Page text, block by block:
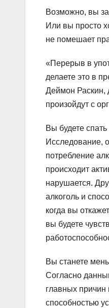
Возможно, вы
Или вы просто
не помешает
«Перерыв в
делаете это в
Деймон Раскин,
произойдут с
Вы будете
Исследование,
потребление
происходит
нарушается.
алкоголь и
когда вы
вы будете
Вы станете
Согласно
главных причин
способностью